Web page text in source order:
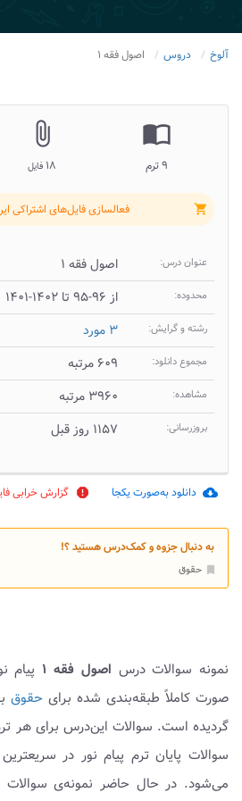
آلوخ دروس اصول فقه ۱
import_contacts
۹ ترم
attach_file
۱۸ فایل
shopping_cart فعالسازی فایل‌های اشتراکی
عنوان درس: اصول فقه ۱
محدوده: از ۹۶-۹۵ تا ۱۴۰۲-۱۴۰۱
رشته و گرایش: ۳ مورد
مجموع دانلود: ۶۰۹ مرتبه
مشاهده: ۳۹۶۰ مرتبه
بروزرسانی: ۱۱۵۷ روز قبل
cloud_download دانلود به‌صورت یکجا report گزارش خرابی
به دنبال جزوه و کمک‌درس هستید ؟!
حقوق
نمونه سوالات درس اصول فقه ۱
پیام
صورت کاملاً طبقه‌بندی شده برای حقوق
گردیده است. سوالات این‌درس برای هر
سوالات پایان ترم پیام نور در
می‌شود. در حال حاضر نمونه‌ی سوالات